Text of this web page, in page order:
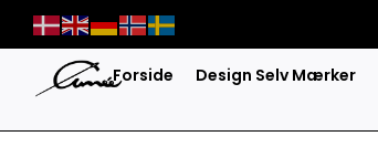
content
Forside Design Selv Mærker